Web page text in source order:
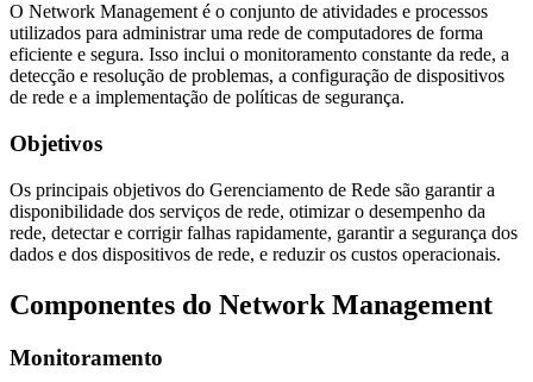
O Network Management é o conjunto de atividades e processos
utilizados para administrar uma rede de computadores de forma
eficiente e segura. Isso inclui o monitoramento constante da rede, a
detecção e resolução de problemas, a configuração de dispositivos
de rede e a implementação de políticas de segurança.
Objetivos
Os principais objetivos do Gerenciamento de Rede são garantir a
disponibilidade dos serviços de rede, otimizar o desempenho da
rede, detectar e corrigir falhas rapidamente, garantir a segurança dos
dados e dos dispositivos de rede, e reduzir os custos operacionais.
Componentes do Network Management
Monitoramento